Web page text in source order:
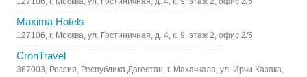
Maxima Hotels
127106, г. Москва, ул. Гостиничная, д. 4, к. 9, этаж 2, офис 2/5
CronTravel
367003, Россия, Республика Дагестан, г. Махачкала, ул. Ирчи Казака,